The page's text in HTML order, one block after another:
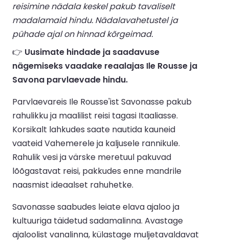
reisimine nädala keskel pakub tavaliselt
madalamaid hindu. Nädalavahetustel ja
pühade ajal on hinnad kõrgeimad.
👉 Uusimate hindade ja saadavuse
nägemiseks vaadake reaalajas Ile Rousse ja
Savona parvlaevade hindu.
Parvlaevareis Ile Rousse'ist Savonasse pakub
rahulikku ja maalilist reisi tagasi Itaaliasse.
Korsikalt lahkudes saate nautida kauneid
vaateid Vahemerele ja kaljusele rannikule.
Rahulik vesi ja värske meretuul pakuvad
lõõgastavat reisi, pakkudes enne mandrile
naasmist ideaalset rahuhetke.
Savonasse saabudes leiate elava ajaloo ja
kultuuriga täidetud sadamalinna. Avastage
ajaloolist vanalinna, külastage muljetavaldavat